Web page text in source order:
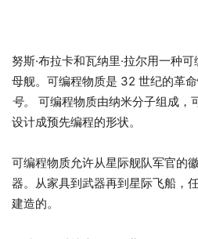
努斯·布拉卡和瓦纳里·拉尔用一种
母舰。可编程物质是 32 世纪的革
号。 可编程物质由纳米分子组成，
设计成预先编程的形状。
可编程物质允许从星际舰队军官的
器。从家具到武器再到星际飞船，
建造的。